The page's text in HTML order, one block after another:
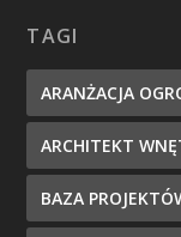
TAGI
ARANŻACJA
ARCHITEKT
BAZA